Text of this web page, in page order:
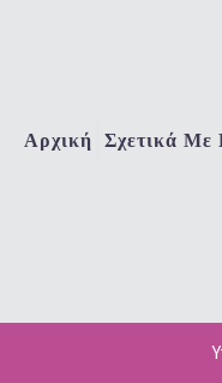
Αρχική Σχετικά Με